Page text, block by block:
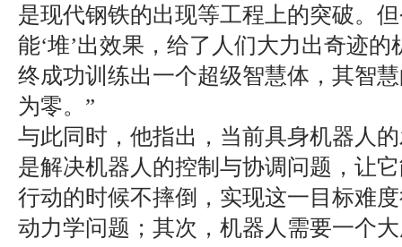
是现代钢铁的出现等工程上的突破。
能‘堆’出效果，给了人们大力出奇迹
终成功训练出一个超级智慧体，其智
为零。”
与此同时，他指出，当前具身机器人
是解决机器人的控制与协调问题，让
行动的时候不摔倒，实现这一目标难
动力学问题；其次，机器人需要一个